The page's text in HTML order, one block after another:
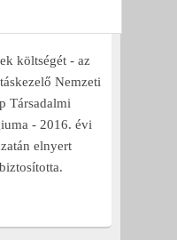
költségét - az
Nemzeti
Társadalmi
- 2016. évi
elnyert